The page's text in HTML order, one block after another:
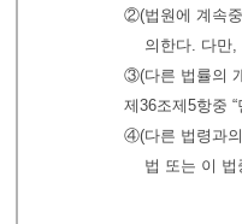
②(법원에 계속
의한다. 다만
③(다른 법률의
제36조제5항중
④(다른 법령과
법 또는 이